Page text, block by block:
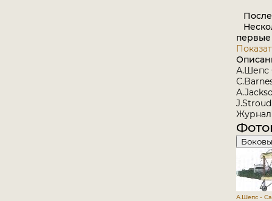
После
первые
А.Шепс
А.Шепс -